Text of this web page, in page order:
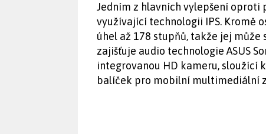
Jedním z hlavních vylepšení oproti
využívající technologii IPS. Kromě
úhel až 178 stupňů, takže jej
zajišťuje audio technologie ASUS
integrovanou HD kameru, sloužící
balíček pro mobilní multimediální